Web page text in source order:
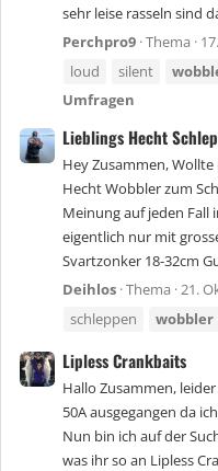
sehr leise rasseln sind
Perchpro9 Thema
loud
silent
Umfragen
Lieblings Hecht
Hey Zusammen,
Hecht Wobbler zum
Meinung auf jeden Fall
eigentlich nur mit
Svartzonker 18-32cm
Deihlos Thema 21.
schleppen
wobbler
Lipless Crankbaits
Hallo Zusammen,
50A ausgegangen da
Nun bin ich auf der
was ihr so an Lipless